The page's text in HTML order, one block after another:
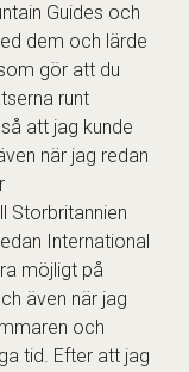
Guides och
dem och lärde
gör att du
runt
att jag kunde
när jag redan
Storbritannien
International
möjligt på
även när jag
och
tid. Efter att jag